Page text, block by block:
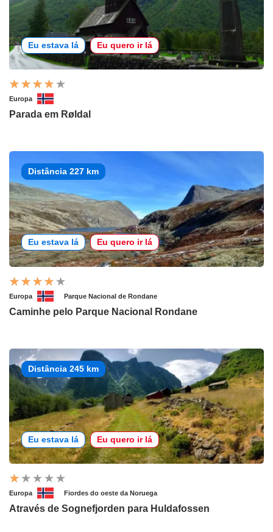
Eu estava lá Eu quero ir lá
Europa
Parada em Røldal
Distância 227 km
Eu estava lá Eu quero ir lá
Europa Parque Nacional de Rondane
Caminhe pelo Parque Nacional Rondane
Distância 245 km
Eu estava lá Eu quero ir lá
Europa Fiordes do oeste da Noruega
Através de Sognefjorden para Huldafossen